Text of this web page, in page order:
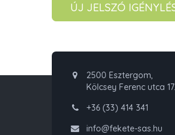
ÚJ JELSZÓ
2500 Esztergom,
Kölcsey Ferenc utca 17.
+36 (33) 414 341
info@fekete-sas.hu